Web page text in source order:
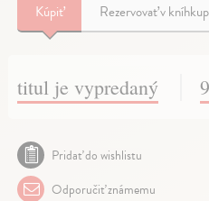
Kúpiť Rezervovať v
titul je vypredaný
Pridať do wishlistu
Odporučiť známemu